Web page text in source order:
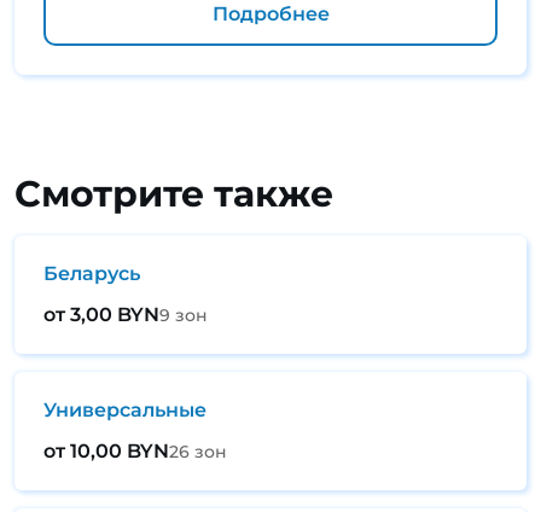
Подробнее
Смотрите также
Беларусь
от 3,00 BYN9 зон
Универсальные
от 10,00 BYN26 зон